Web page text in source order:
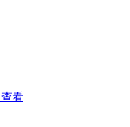
查看